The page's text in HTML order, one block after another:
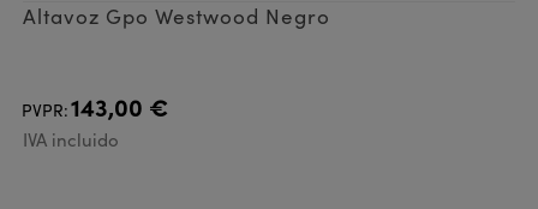
Altavoz Gpo Westwood Negro
PVPR:143,00 €
IVA incluido